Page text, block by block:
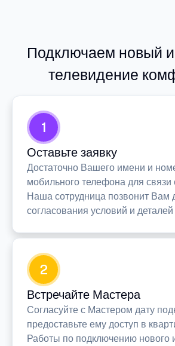
Подключаем новый
телевидение
1
Оставьте заявку
Достаточно Вашего имени и
мобильного телефона для связи
Наша сотрудница позвонит Вам
согласования условий и
2
Встречайте Мастера
Согласуйте с Мастером дату
предоставьте ему доступ в
Работы по подключению нового